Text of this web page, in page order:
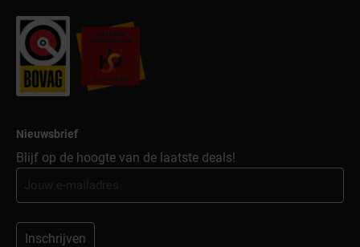
Nieuwsbrief
Blijf op de hoogte van de laatste deals!
Inschrijven